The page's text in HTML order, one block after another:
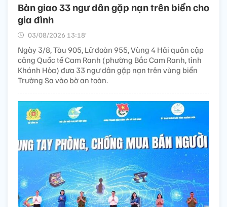
Bàn giao 33 ngư dân gặp nạn trên biển cho
gia đình
03/08/2026 13:18’
Ngày 3/8, Tàu 905, Lữ đoàn 955, Vùng 4 Hải quân cập
cảng Quốc tế Cam Ranh (phường Bắc Cam Ranh, tỉnh
Khánh Hòa) đưa 33 ngư dân gặp nạn trên vùng biển
Trường Sa vào bờ an toàn.